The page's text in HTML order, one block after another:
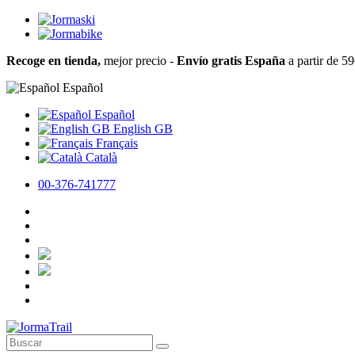
Recoge en tienda, mejor precio - Envío gratis España a partir de
Español
Español
English GB
Français
Català
00-376-741777